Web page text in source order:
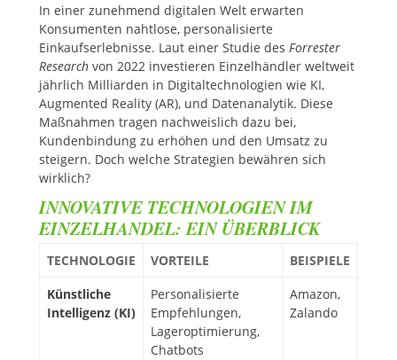
In einer zunehmend digitalen Welt erwarten
Konsumenten nahtlose, personalisierte
Einkaufserlebnisse. Laut einer Studie des Forrester
Research von 2022 investieren Einzelhändler weltweit
jährlich Milliarden in Digitaltechnologien wie KI,
Augmented Reality (AR), und Datenanalytik. Diese
Maßnahmen tragen nachweislich dazu bei,
Kundenbindung zu erhöhen und den Umsatz zu
steigern. Doch welche Strategien bewähren sich
wirklich?
INNOVATIVE TECHNOLOGIEN IM
EINZELHANDEL: EIN ÜBERBLICK
TECHNOLOGIE VORTEILE
BEISPIELE
Künstliche
Intelligenz (KI)
Personalisierte
Empfehlungen,
Lageroptimierung,
Chatbots
Amazon,
Zalando